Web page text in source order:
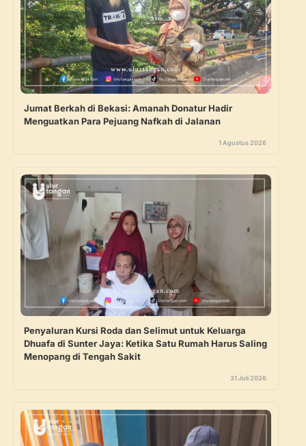
Jumat Berkah di Bekasi: Amanah Donatur Hadir
Menguatkan Para Pejuang Nafkah di Jalanan
1 Agustus 2026
Penyaluran Kursi Roda dan Selimut untuk Keluarga
Dhuafa di Sunter Jaya: Ketika Satu Rumah Harus Saling
Menopang di Tengah Sakit
31 Juli 2026